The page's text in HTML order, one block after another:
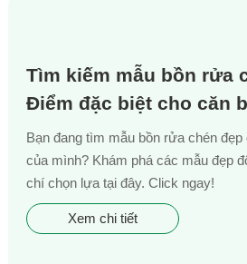
Tìm kiếm mẫu bồn rửa
Điểm đặc biệt cho căn
Bạn đang tìm mẫu bồn rửa chén đẹp
của mình? Khám phá các mẫu đẹp
chí chọn lựa tại đây. Click ngay!
Xem chi tiết